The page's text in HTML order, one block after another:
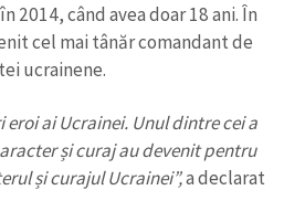
2014, când avea doar 18 ani. În
cel mai tânăr comandant de
ucrainene.
ai Ucrainei. Unul dintre cei a
și curaj au devenit pentru
și curajul Ucrainei”,a declarat